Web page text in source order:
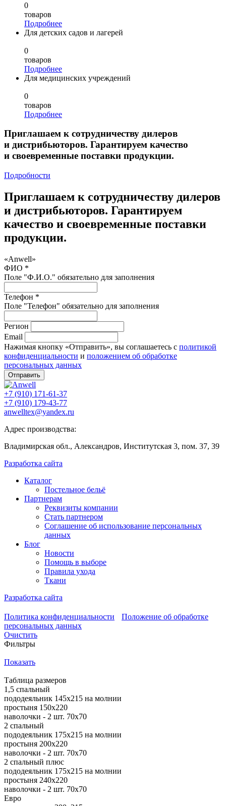
0
товаров
Подробнее
Для детских садов и лагерей
0
товаров
Подробнее
Для медицинских учреждений
0
товаров
Подробнее
Приглашаем к сотрудничеству дилеров
и дистрибьюторов. Гарантируем качество
и своевременные поставки продукции.
Подробности
Приглашаем к сотрудничеству дилеров
и дистрибьюторов. Гарантируем
качество и своевременные поставки
продукции.
«Anwell»
ФИО *
Поле "Ф.И.О." обязательно для заполнения
Телефон *
Поле "Телефон" обязательно для заполнения
Регион
Email
Нажимая кнопку «Отправить», вы соглашаетесь с политикой
конфиденциальности и положением об обработке
персональных данных
Отправить
+7 (910) 171-61-37
+7 (910) 179-43-77
anwelltex@yandex.ru
Адрес производства:
Владимирская обл., Александров, Институтская 3, пом. 37, 39
Разработка сайта
Каталог
Постельное бельё
Партнерам
Реквизиты компании
Стать партнером
Соглашение об использование персональных
данных
Блог
Новости
Помощь в выборе
Правила ухода
Ткани
Разработка сайта
Политика конфиденциальности
Положение об обработке
персональных данных
Очистить
Фильтры
Показать
Таблица размеров
1,5 спальный
пододеяльник 145х215 на молнии
простыня 150х220
наволочки - 2 шт. 70х70
2 спальный
пододеяльник 175х215 на молнии
простыня 200х220
наволочки - 2 шт. 70х70
2 спальный плюс
пододеяльник 175х215 на молнии
простыня 240х220
наволочки - 2 шт. 70х70
Евро